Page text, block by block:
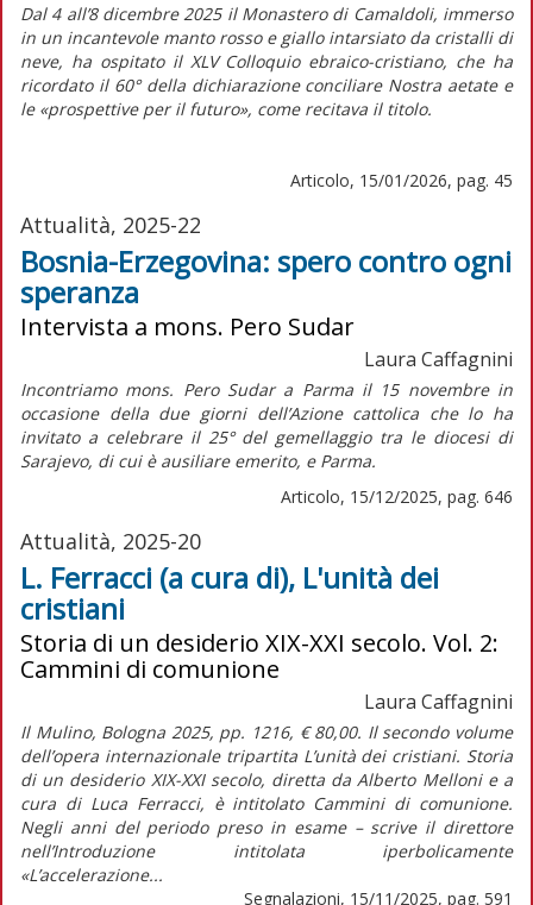
Dal 4 all’8 dicembre 2025 il Monastero di Camaldoli, immerso
in un incantevole manto rosso e giallo intarsiato da cristalli di
neve, ha ospitato il XLV Colloquio ebraico-cristiano, che ha
ricordato il 60° della dichiarazione conciliare Nostra aetatee
le «prospettive per il futuro», come recitava il titolo.
Articolo, 15/01/2026, pag. 45
Attualità, 2025-22
Bosnia-Erzegovina: spero contro ogni
speranza
Intervista a mons. Pero Sudar
Laura Caffagnini
Incontriamo mons. Pero Sudar a Parma il 15 novembre in
occasione della due giorni dell’Azione cattolica che lo ha
invitato a celebrare il 25° del gemellaggio tra le diocesi di
Sarajevo, di cui è ausiliare emerito, e Parma.
Articolo, 15/12/2025, pag. 646
Attualità, 2025-20
L. Ferracci (a cura di), L'unità dei
cristiani
Storia di un desiderio XIX-XXI secolo. Vol. 2:
Cammini di comunione
Laura Caffagnini
Il Mulino, Bologna 2025, pp. 1216, € 80,00. Il secondo volume
dell’opera internazionale tripartita L’unità dei cristiani. Storia
di un desiderio XIX-XXI secolo, diretta da Alberto Melloni e a
cura di Luca Ferracci, è intitolato Cammini di comunione.
Negli anni del periodo preso in esame – scrive il direttore
nell’Introduzione intitolata iperbolicamente
«L’accelerazione...
Segnalazioni, 15/11/2025, pag. 591